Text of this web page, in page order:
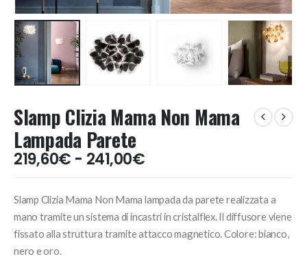
Slamp Clizia Mama Non Mama
Lampada Parete
219,60€ - 241,00€Fascia
di
da
219,60€
a
Slamp Clizia Mama Non Mama lampada da parete realizzata a
mano tramite un sistema di incastri in cristalflex. Il diffusore viene
fissato alla struttura tramite attacco magnetico. Colore: bianco,
nero e oro.